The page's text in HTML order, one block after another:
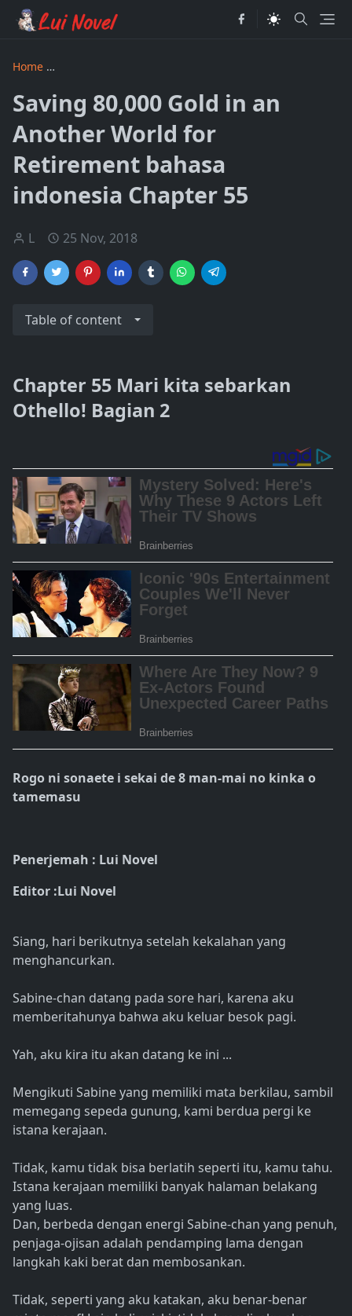
Home
Saving 80,000 Gold in an
Another World for
Retirement bahasa
indonesia Chapter 55
L 25 Nov, 2018
Table of content
Chapter 55 Mari kita sebarkan
Othello! Bagian 2
Rogo ni sonaete i sekai de 8 man-mai no kinka o
tamemasu
Penerjemah : Lui Novel
Editor :Lui Novel
Siang, hari berikutnya setelah kekalahan yang
menghancurkan.
Sabine-chan datang pada sore hari, karena aku
memberitahunya bahwa aku keluar besok pagi.
Yah, aku kira itu akan datang ke ini ...
Mengikuti Sabine yang memiliki mata berkilau, sambil
memegang sepeda gunung, kami berdua pergi ke
istana kerajaan.
Tidak, kamu tidak bisa berlatih seperti itu, kamu tahu.
Istana kerajaan memiliki banyak halaman belakang
yang luas.
Dan, berbeda dengan energi Sabine-chan yang penuh,
penjaga-ojisan adalah pendamping lama dengan
langkah kaki berat dan membosankan.
Tidak, seperti yang aku katakan, aku benar-benar